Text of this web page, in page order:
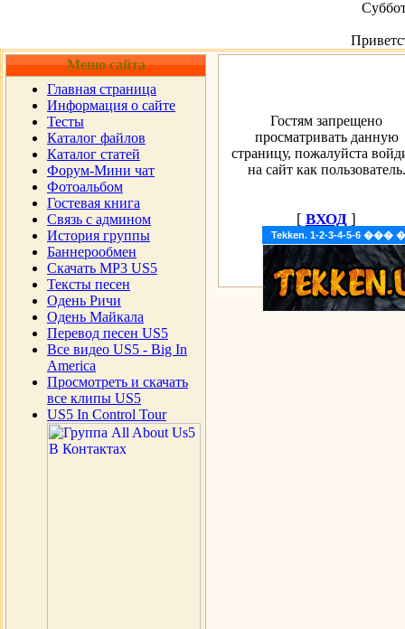
Меню сайта
Главная страница
Информация о сайте
Тесты
Каталог файлов
Каталог статей
Форум-Мини чат
Фотоальбом
Гостевая книга
Cвязь с админом
История группы
Баннерообмен
Скачать MP3 US5
Тексты песен
Одень Ричи
Одень Майкала
Перевод песен US5
Все видео US5 - Big In
America
Просмотреть и скачать
все клипы US5
US5 In Control Tour
Tekken. 1-2-3-4-5-6
Гостям запрещено
просматривать данную
страницу, пожалуйста
на сайт как пользователь.
[ ВХОД ]